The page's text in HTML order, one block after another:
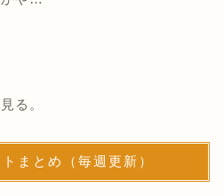
る。
まとめ（毎週更新）